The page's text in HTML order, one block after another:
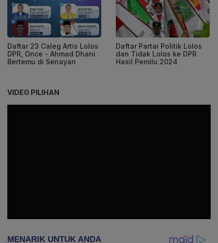
Daftar 23 Caleg Artis Lolos
DPR, Once - Ahmad Dhani
Bertemu di Senayan
Daftar Partai Politik Lolos
dan Tidak Lolos ke DPR
Hasil Pemilu 2024
VIDEO PILIHAN